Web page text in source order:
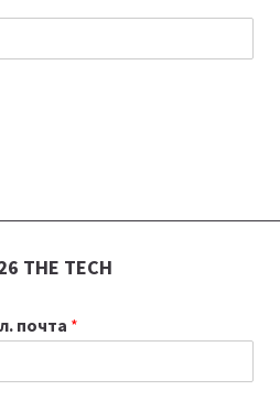
THE TECH
почта *